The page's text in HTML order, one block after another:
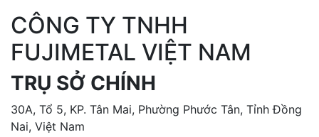
CÔNG TY TNHH
FUJIMETAL VIỆT NAM
TRỤ SỞ CHÍNH
30A, Tổ 5, KP. Tân Mai, Phường Phước Tân, Tỉnh Đồng
Nai, Việt Nam